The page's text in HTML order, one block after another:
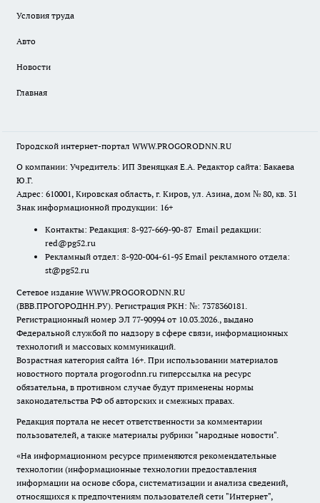
Условия труда
Авто
Новости
Главная
Городской интернет-портал WWW.PROGORODNN.RU
О компании: Учредитель: ИП Звеняцкая Е.А. Редактор сайта: Бакаева
Ю.Г.
Адрес: 610001, Кировская область, г. Киров, ул. Азина, дом № 80, кв. 31
Знак информационной продукции: 16+
Контакты: Редакция: 8-927-669-90-87 Email редакции:
red@pg52.ru
Рекламный отдел: 8-920-004-61-95 Email рекламного отдела:
st@pg52.ru
Сетевое издание WWW.PROGORODNN.RU
(ВВВ.ПРОГОРОДНН.РУ). Регистрация РКН: №: 7378360181.
Регистрационный номер ЭЛ 77-90994 от 10.03.2026., выдано
Федеральной службой по надзору в сфере связи, информационных
технологий и массовых коммуникаций.
Возрастная категория сайта 16+. При использовании материалов
новостного портала progorodnn.ru гиперссылка на ресурс
обязательна, в противном случае будут применены нормы
законодательства РФ об авторских и смежных правах.
Редакция портала не несет ответственности за комментарии
пользователей, а также материалы рубрики "народные новости".
«На информационном ресурсе применяются рекомендательные
технологии (информационные технологии предоставления
информации на основе сбора, систематизации и анализа сведений,
относящихся к предпочтениям пользователей сети "Интернет",